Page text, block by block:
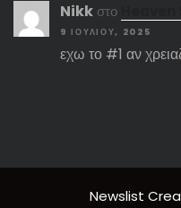
Nikk στο
9 ΙΟΥΛΊΟΥ, 2025
εχω το #1 αν
Newslist